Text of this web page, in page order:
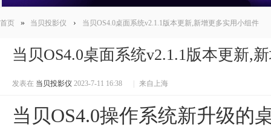
首页 » 当贝投影仪 › 当贝OS4.0桌面系统v2.1.1版本更新,新增更多实用小组件
当贝OS4.0桌面系统v2.1.1版本更新,
发表在 当贝投影仪 2023-7-11 16:38 来自上海
当贝OS4.0操作系统新升级的